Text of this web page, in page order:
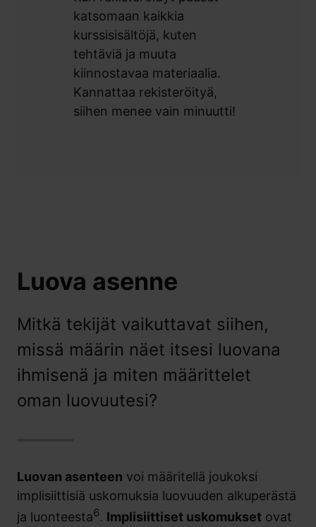
katsomaan kaikkia
kurssisisältöjä, kuten
tehtäviä ja muuta
kiinnostavaa materiaalia.
Kannattaa rekisteröityä,
siihen menee vain minuutti!
Luova asenne
Mitkä tekijät vaikuttavat siihen,
missä määrin näet itsesi luovana
ihmisenä ja miten määrittelet
oman luovuutesi?
Luovan asenteen voi määritellä joukoksi
implisiittisiä uskomuksia luovuuden alkuperästä
ja luonteesta6. Implisiittiset uskomukset ovat